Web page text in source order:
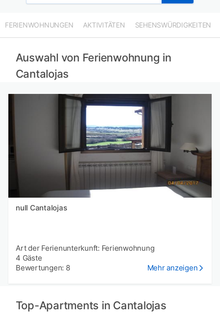
FERIENWOHNUNGEN AKTIVITÄTEN SEHENSWÜRDIGKEITEN
Auswahl von Ferienwohnung in
Cantalojas
null Cantalojas
Art der Ferienunterkunft: Ferienwohnung
4 Gäste
Bewertungen: 8
Mehr anzeigen
Top-Apartments in Cantalojas